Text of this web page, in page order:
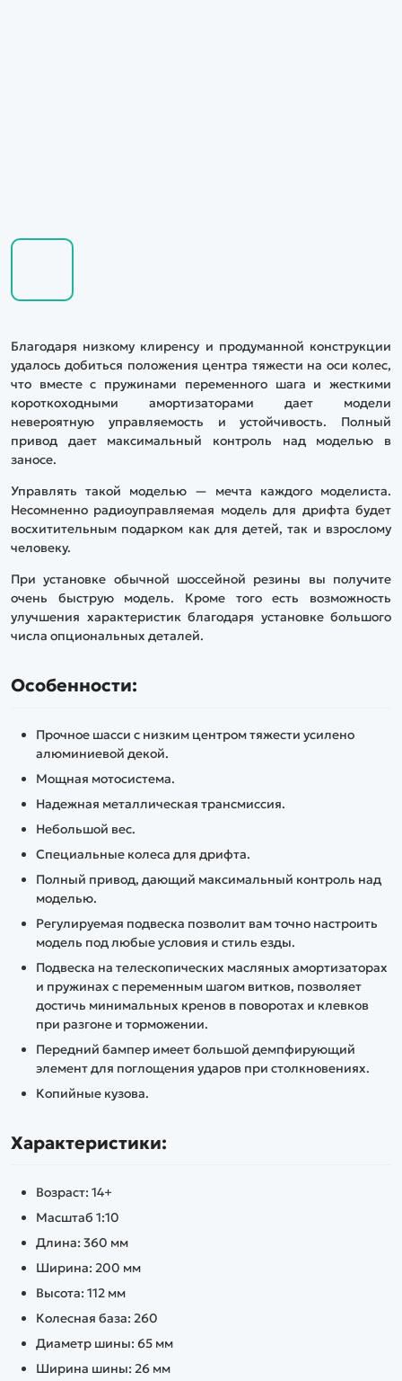
Благодаря низкому клиренсу и продуманной конструкции
удалось добиться положения центра тяжести на оси колес,
что вместе с пружинами переменного шага и жесткими
короткоходными амортизаторами дает модели
невероятную управляемость и устойчивость. Полный
привод дает максимальный контроль над моделью в
заносе.
Управлять такой моделью — мечта каждого моделиста.
Несомненно радиоуправляемая модель для дрифта будет
восхитительным подарком как для детей, так и взрослому
человеку.
При установке обычной шоссейной резины вы получите
очень быструю модель. Кроме того есть возможность
улучшения характеристик благодаря установке большого
числа опциональных деталей.
Особенности:
Прочное шасси с низким центром тяжести усилено
алюминиевой декой.
Мощная мотосистема.
Надежная металлическая трансмиссия.
Небольшой вес.
Специальные колеса для дрифта.
Полный привод, дающий максимальный контроль над
моделью.
Регулируемая подвеска позволит вам точно настроить
модель под любые условия и стиль езды.
Подвеска на телескопических масляных амортизаторах
и пружинах с переменным шагом витков, позволяет
достичь минимальных кренов в поворотах и клевков
при разгоне и торможении.
Передний бампер имеет большой демпфирующий
элемент для поглощения ударов при столкновениях.
Копийные кузова.
Характеристики:
Возраст: 14+
Масштаб 1:10
Длина: 360 мм
Ширина: 200 мм
Высота: 112 мм
Колесная база: 260
Диаметр шины: 65 мм
Ширина шины: 26 мм